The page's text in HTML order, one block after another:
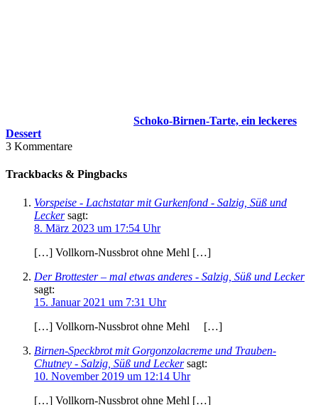
Schoko-Birnen-Tarte, ein leckeres
Dessert
3 Kommentare
Trackbacks & Pingbacks
Vorspeise - Lachstatar mit Gurkenfond - Salzig, Süß und
Lecker sagt:
8. März 2023 um 17:54 Uhr
[…] Vollkorn-Nussbrot ohne Mehl […]
Der Brottester – mal etwas anderes - Salzig, Süß und Lecker
sagt:
15. Januar 2021 um 7:31 Uhr
[…] Vollkorn-Nussbrot ohne Mehl […]
Birnen-Speckbrot mit Gorgonzolacreme und Trauben-
Chutney - Salzig, Süß und Lecker sagt:
10. November 2019 um 12:14 Uhr
[…] Vollkorn-Nussbrot ohne Mehl […]